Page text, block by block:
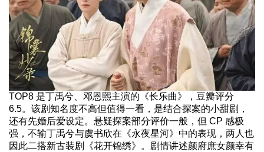
TOP8 是丁禹兮、邓恩熙主演的《长乐曲》，豆瓣评分
6.5。该剧知名度不高但值得一看，是结合探案的小甜剧，
还有先婚后爱设定。悬疑探案部分评价一般，但 CP 感极
强，不输丁禹兮与虞书欣在《永夜星河》中的表现，两人也
因此二搭新古装剧《花开锦绣》。剧情讲述颜府庶女颜幸有